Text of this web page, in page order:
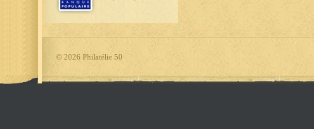
© 2026 Philatélie 50